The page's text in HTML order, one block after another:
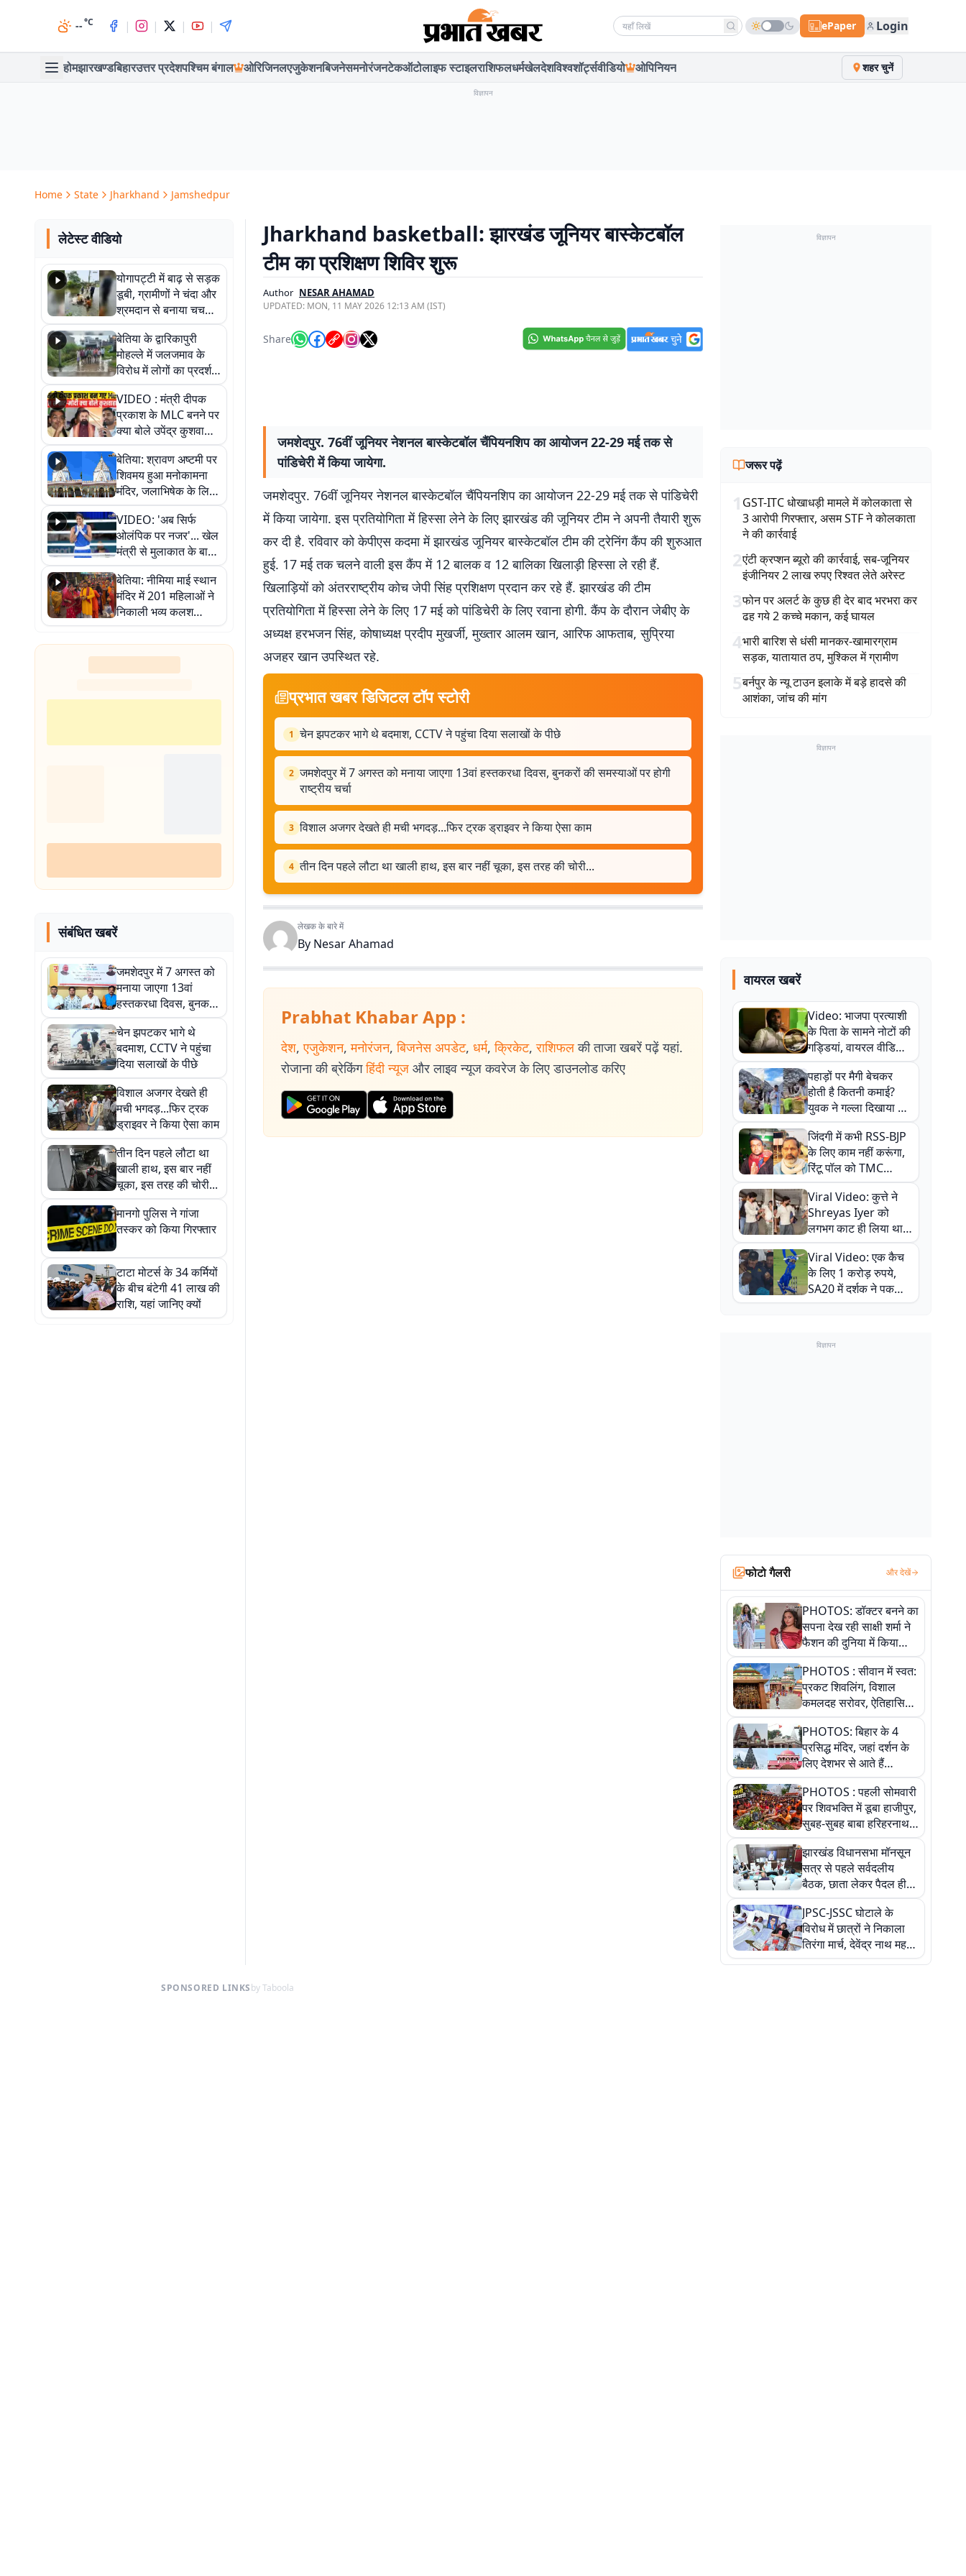
--°C | | | | Search news ePaper Login
होमझारखण्डबिहारउत्तर प्रदेशपश्चिम बंगाल ओरिजिनलएजुकेशनबिजनेसमनोरंजनटेकऑटोलाइफ स्टाइलराशिफलधर्मखेलदेशविश्वशॉर्ट्सवीडियो ओपिनियन शहर चुनें
विज्ञापन
Home State Jharkhand Jamshedpur
लेटेस्ट वीडियो
योगापट्टी में बाढ़ से सड़क
डूबी, ग्रामीणों ने चंदा और
श्रमदान से बनाया चचरी
पुल
बेतिया के द्वारिकापुरी
मोहल्ले में जलजमाव के
विरोध में लोगों का प्रदर्शन,
स्थायी समाधान की मांग
VIDEO : मंत्री दीपक
प्रकाश के MLC बनने पर
क्या बोले उपेंद्र कुशवाहा,
सुनिए
बेतिया: श्रावण अष्टमी पर
शिवमय हुआ मनोकामना
मंदिर, जलाभिषेक के लिए
लगी लंबी कतारें
VIDEO: 'अब सिर्फ
ओलंपिक पर नजर'... खेल
मंत्री से मुलाकात के बाद
जैसमीन लंबोरिया का बड़ा
बयान
बेतिया: नीमिया माई स्थान
मंदिर में 201 महिलाओं ने
निकाली भव्य कलश
शोभायात्रा, शिवलिंग
प्राण-प्रतिष्ठा महोत्सव
शुरू
संबंधित खबरें
जमशेदपुर में 7 अगस्त को
मनाया जाएगा 13वां
हस्तकरधा दिवस, बुनकरों
की समस्याओं पर होगी
राष्ट्रीय चर्चा
चेन झपटकर भागे थे
बदमाश, CCTV ने पहुंचा
दिया सलाखों के पीछे
विशाल अजगर देखते ही
मची भगदड़...फिर ट्रक
ड्राइवर ने किया ऐसा काम
तीन दिन पहले लौटा था
खाली हाथ, इस बार नहीं
चूका, इस तरह की चोरी...
मानगो पुलिस ने गांजा
तस्कर को किया गिरफ्तार
टाटा मोटर्स के 34 कर्मियों
के बीच बंटेगी 41 लाख की
राशि, यहां जानिए क्यों
Jharkhand basketball: झारखंड जूनियर बास्केटबॉल
टीम का प्रशिक्षण शिविर शुरू
Author NESAR AHAMAD
UPDATED: MON, 11 MAY 2026 12:13 AM (IST)
Share
जमशेदपुर. 76वीं जूनियर नेशनल बास्केटबॉल चैंपियनशिप का आयोजन 22-29 मई तक से
पांडिचेरी में किया जायेगा.
जमशेदपुर. 76वीं जूनियर नेशनल बास्केटबॉल चैंपियनशिप का आयोजन 22-29 मई तक से पांडिचेरी
में किया जायेगा. इस प्रतियोगिता में हिस्सा लेने के लिए झारखंड की जूनियर टीम ने अपनी तैयारी शुरू
कर दी है. रविवार को केपीएस कदमा में झारखंड जूनियर बास्केटबॉल टीम की ट्रेनिंग कैंप की शुरुआत
हुई. 17 मई तक चलने वाली इस कैंप में 12 बालक व 12 बालिका खिलाड़ी हिस्सा ले रही हैं.
खिलाड़ियों को अंतरराष्ट्रीय कोच जेपी सिंह प्रशिक्षण प्रदान कर रहे हैं. झारखंड की टीम
प्रतियोगिता में हिस्सा लेने के लिए 17 मई को पांडिचेरी के लिए रवाना होगी. कैंप के दौरान जेबीए के
अध्यक्ष हरभजन सिंह, कोषाध्यक्ष प्रदीप मुखर्जी, मुख्तार आलम खान, आरिफ आफताब, सुप्रिया
अजहर खान उपस्थित रहे.
प्रभात खबर डिजिटल टॉप स्टोरी
1 चेन झपटकर भागे थे बदमाश, CCTV ने पहुंचा दिया सलाखों के पीछे
2 जमशेदपुर में 7 अगस्त को मनाया जाएगा 13वां हस्तकरधा दिवस, बुनकरों की समस्याओं पर होगी
राष्ट्रीय चर्चा
3 विशाल अजगर देखते ही मची भगदड़...फिर ट्रक ड्राइवर ने किया ऐसा काम
4 तीन दिन पहले लौटा था खाली हाथ, इस बार नहीं चूका, इस तरह की चोरी...
लेखक के बारे में
By Nesar Ahamad
Prabhat Khabar App :
देश, एजुकेशन, मनोरंजन, बिजनेस अपडेट, धर्म, क्रिकेट, राशिफल की ताजा खबरें पढ़ें यहां.
रोजाना की ब्रेकिंग हिंदी न्यूज और लाइव न्यूज कवरेज के लिए डाउनलोड करिए
विज्ञापन
जरूर पढ़ें
1 GST-ITC धोखाधड़ी मामले में कोलकाता से
3 आरोपी गिरफ्तार, असम STF ने कोलकाता
ने की कार्रवाई
2एंटी क्रप्शन ब्यूरो की कार्रवाई, सब-जूनियर
इंजीनियर 2 लाख रुपए रिश्वत लेते अरेस्ट
3फोन पर अलर्ट के कुछ ही देर बाद भरभरा कर
ढह गये 2 कच्चे मकान, कई घायल
4भारी बारिश से धंसी मानकर-खामारग्राम
सड़क, यातायात ठप, मुश्किल में ग्रामीण
5बर्नपुर के न्यू टाउन इलाके में बड़े हादसे की
आशंका, जांच की मांग
विज्ञापन
वायरल खबरें
Video: भाजपा प्रत्याशी
के पिता के सामने नोटों की
गड्डियां, वायरल वीडियो
से राजनीति में उबाल,
अजित महतो बोले- TMC
की गंदी चाल
पहाड़ों पर मैगी बेचकर
होती है कितनी कमाई?
युवक ने गल्ला दिखाया तो
नौकरी वालों के खड़े हो गए
कान
जिंदगी में कभी RSS-BJP
के लिए काम नहीं करूंगा,
रिंटू पॉल को TMC
ऑफिस में ले जाकर पीटा,
Video वायरल
Viral Video: कुत्ते ने
Shreyas Iyer को
लगभग काट ही लिया था,
न्यूजीलैंड सीरीज से पहले
बाल-बाल बचे
Viral Video: एक कैच
के लिए 1 करोड़ रुपये,
SA20 में दर्शक ने पकड़ा
एक हाथ से गजब का कैच
विज्ञापन
फोटो गैलरी और देखें
PHOTOS: डॉक्टर बनने का
सपना देख रही साक्षी शर्मा ने
फैशन की दुनिया में किया
कमाल,जानिए बेगूसराय की
बेटी ने कैसे दी अपने सपनों
को उड़ान
PHOTOS : सीवान में स्वत:
प्रकट शिवलिंग, विशाल
कमलदह सरोवर, ऐतिहासिक
महेंद्रनाथ मंदिर और घंटाघर
की कहानी, तस्वीरों में देखिए
PHOTOS: बिहार के 4
प्रसिद्ध मंदिर, जहां दर्शन के
लिए देशभर से आते हैं
श्रद्धालु, जानिए इनकी
खासियत
PHOTOS : पहली सोमवारी
पर शिवभक्ति में डूबा हाजीपुर,
सुबह-सुबह बाबा हरिहरनाथ
मंदिर पहुंचे तेजस्वी, 10
तस्वीरों में देखें नजारा
झारखंड विधानसभा मॉनसून
सत्र से पहले सर्वदलीय
बैठक, छाता लेकर पैदल ही
सत्ता पक्ष की मीटिंग में पहुंचे
सीएम, देखें तस्वीरें
JPSC-JSSC घोटाले के
विरोध में छात्रों ने निकाला
तिरंगा मार्च, देवेंद्र नाथ महतो
ने किया जल ग्रहण, देखें
SPONSORED LINKSby Taboola